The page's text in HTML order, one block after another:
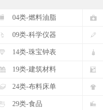
$ 04类-燃料油脂 %
) 09类-科学仪器 *
14类-珠宝钟表 /
19类-建筑材料 4
24类-布料床单 9
29类-食品 >